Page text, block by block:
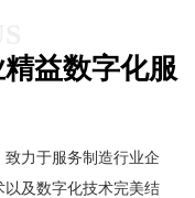
力于服务制造行业企
及数字化技术完美结
益数字化服